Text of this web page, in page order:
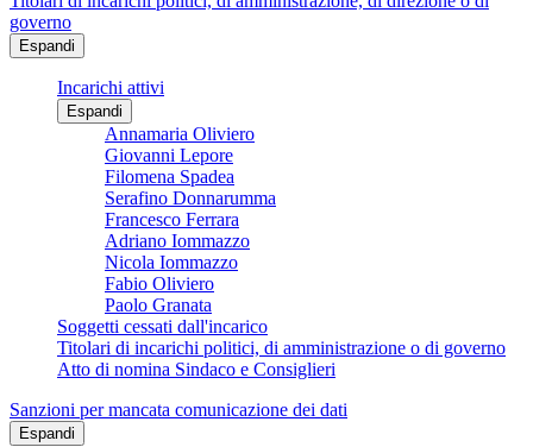
governo
Espandi
Incarichi attivi
Espandi
Annamaria Oliviero
Giovanni Lepore
Filomena Spadea
Serafino Donnarumma
Francesco Ferrara
Adriano Iommazzo
Nicola Iommazzo
Fabio Oliviero
Paolo Granata
Soggetti cessati dall'incarico
Titolari di incarichi politici, di amministrazione o di governo
Atto di nomina Sindaco e Consiglieri
Sanzioni per mancata comunicazione dei dati
Espandi